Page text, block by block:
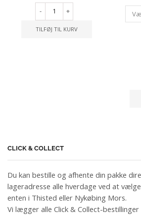
- +
TILFØJ TIL KURV
CLICK & COLLECT
Du kan bestille og afhente din pakke
lageradresse alle hverdage ved at
enten i Thisted eller Nykøbing Mors.
Vi lægger alle Click & Collect-